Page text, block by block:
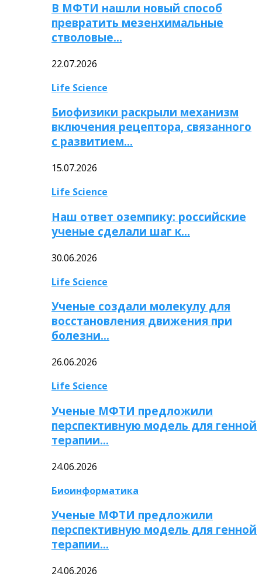
В МФТИ нашли новый способ
превратить мезенхимальные
стволовые…
22.07.2026
Life Science
Биофизики раскрыли механизм
включения рецептора, связанного
с развитием…
15.07.2026
Life Science
Наш ответ оземпику: российские
ученые сделали шаг к…
30.06.2026
Life Science
Ученые создали молекулу для
восстановления движения при
болезни…
26.06.2026
Life Science
Ученые МФТИ предложили
перспективную модель для генной
терапии…
24.06.2026
Биоинформатика
Ученые МФТИ предложили
перспективную модель для генной
терапии…
24.06.2026